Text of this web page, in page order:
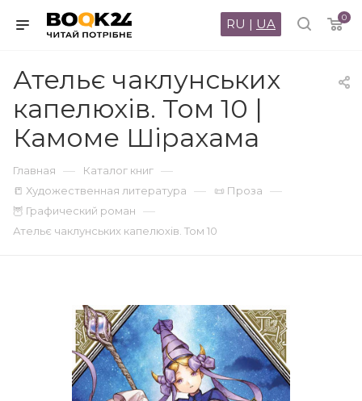
0
RU | UA
Ательє чаклунських
капелюхів. Том 10 |
Камоме Шірахама
Главная — Каталог книг —
📒 Художественная литература — 📜 Проза —
🦉 Графический роман —
Ательє чаклунських капелюхів. Том 10